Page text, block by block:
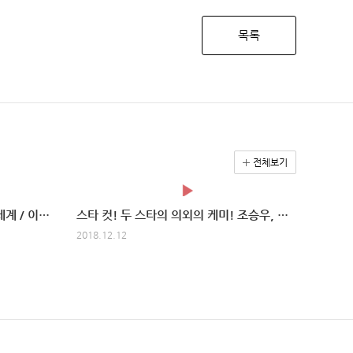
목록
전체보기
지금은 소녀시대 ~~! / 다시만난세계 / 이티엔 자율주행 / 강제소환 스타 컷! 두 스타의 의외의 케미! 조승우, 김태희 촬영 현장
2018.12.12